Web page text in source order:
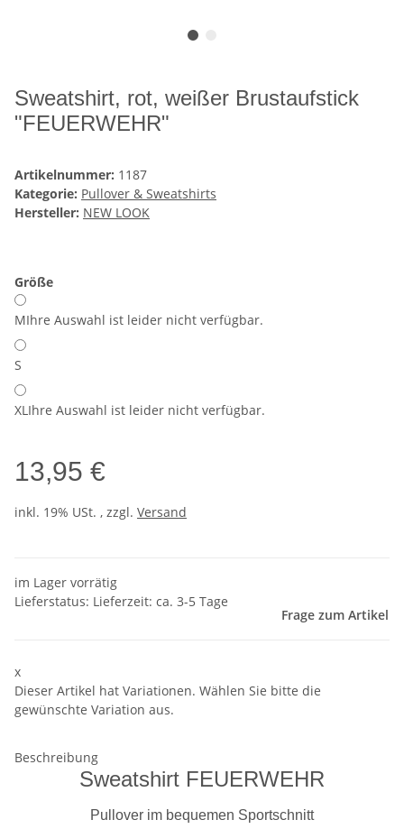
Sweatshirt, rot, weißer Brustaufstick
"FEUERWEHR"
Artikelnummer: 1187
Kategorie: Pullover & Sweatshirts
Hersteller: NEW LOOK
Größe
MIhre Auswahl ist leider nicht verfügbar.
S
XLIhre Auswahl ist leider nicht verfügbar.
13,95 €
inkl. 19% USt. , zzgl. Versand
im Lager vorrätig
Lieferstatus: Lieferzeit: ca. 3-5 Tage
Frage zum Artikel
x
Dieser Artikel hat Variationen. Wählen Sie bitte die
gewünschte Variation aus.
Beschreibung
Sweatshirt FEUERWEHR
Pullover im bequemen Sportschnitt